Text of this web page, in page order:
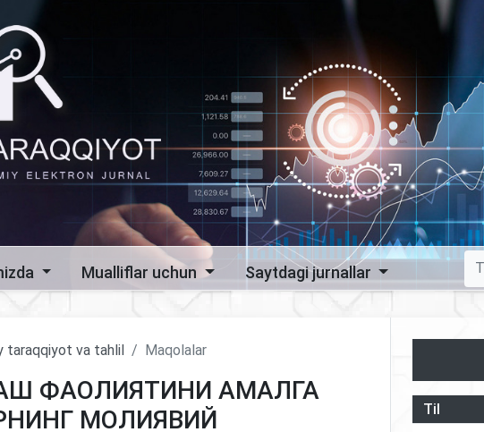
Mualliflar uchun Saytdagi jurnallar
taraqqiyot va tahlil Maqolalar
ФАОЛИЯТИНИ АМАЛГА
МОЛИЯВИЙ
Til